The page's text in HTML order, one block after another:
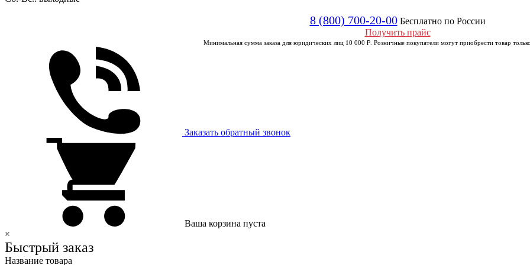
8 (800) 700-20-00 Бесплатно по России
Получить прайс
Минимальная сумма заказа для юридических лиц 10 000 ₽. Розничные покупатели могут приобрести товар
Заказать обратный звонок
Ваша корзина пуста
×
Быстрый заказ
Название товара